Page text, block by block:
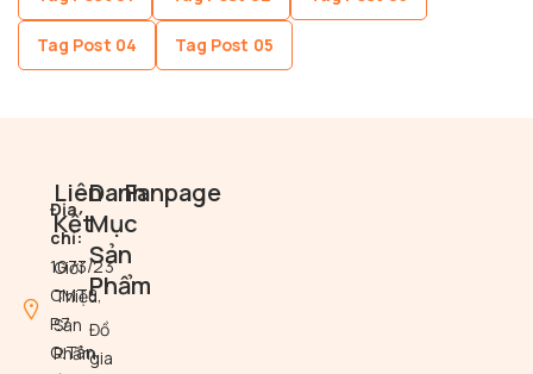
Tag Post 04 Tag Post 05
Địa
chỉ:
1073/23
CMT8,
P.7,
Q.Tân
Liên
Kết
Giới
Thiệu
Sản
Phẩm
Danh
Mục
Sản
Phẩm
Đồ
gia
Fanpage